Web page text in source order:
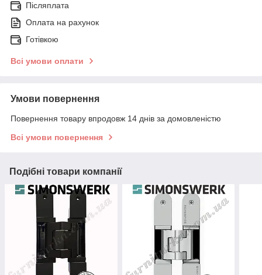
Післяплата
Оплата на рахунок
Готівкою
Всі умови оплати
Умови повернення
Повернення товару впродовж 14 днів за домовленістю
Всі умови повернення
Подібні товари компанії